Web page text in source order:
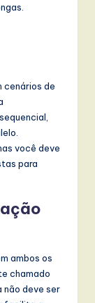
cenários de
você deve
para
ambos os
chamado
não deve ser